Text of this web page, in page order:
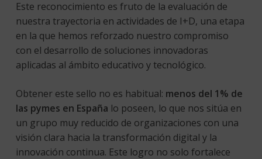
Este reconocimiento es fruto de la evaluación de
nuestra trayectoria en actividades de I+D, una etapa
en la que hemos reforzado nuestro compromiso
con el desarrollo de soluciones innovadoras
aplicadas al ámbito educativo y tecnológico.
Obtener este sello no es habitual: menos del 1% de
las pymes en España lo poseen, lo que nos sitúa en
un grupo muy reducido de organizaciones con una
visión clara hacia la transformación digital y la
innovación continua. Este logro no solo fortalece